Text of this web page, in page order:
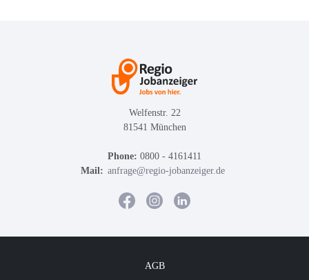
Welfenstr. 22
81541 München
Phone: 0800 - 4161411
Mail: anfrage@regio-jobanzeiger.de
AGB